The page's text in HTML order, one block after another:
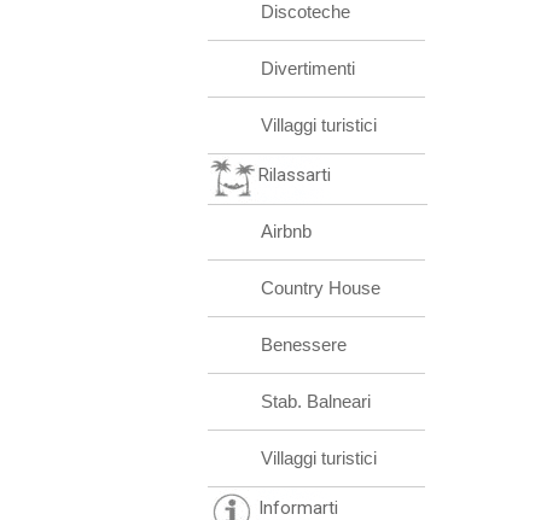
Discoteche
Divertimenti
Villaggi turistici
Rilassarti
Airbnb
Country House
Benessere
Stab. Balneari
Villaggi turistici
Informarti